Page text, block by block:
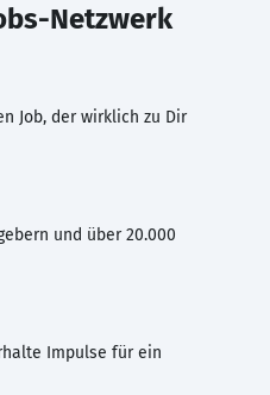
Netzwerk
Job, der wirklich zu Dir
und über 20.000
Impulse für ein